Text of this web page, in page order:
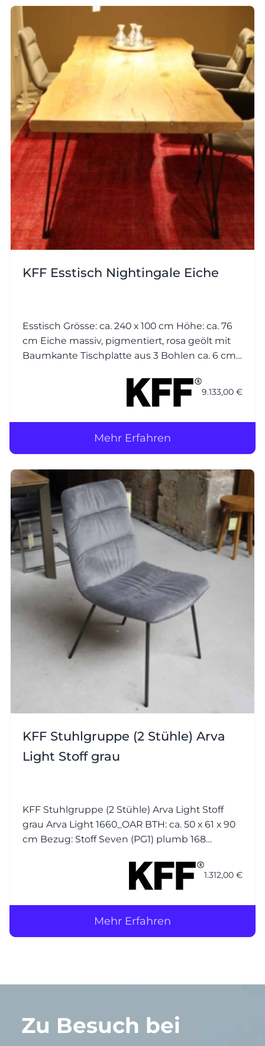
KFF Esstisch Nightingale Eiche
Esstisch Grösse: ca. 240 x 100 cm Höhe: ca. 76
cm Eiche massiv, pigmentiert, rosa geölt mit
Baumkante Tischplatte aus 3 Bohlen ca. 6 cm
9.133,00 €
Mehr Erfahren
KFF Stuhlgruppe (2 Stühle) Arva
Light Stoff grau
KFF Stuhlgruppe (2 Stühle) Arva Light Stoff
grau Arva Light 1660_OAR BTH: ca. 50 x 61 x 90
cm Bezug: Stoff Seven (PG1) plumb 168
Nähte jeweils Ton in Ton Gestell (4-Fuss): M23
1.312,00 €
Mehr Erfahren
Zu Besuch bei